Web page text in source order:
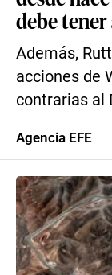
debe
Además,
acciones de
contrarias al
Agencia EFE